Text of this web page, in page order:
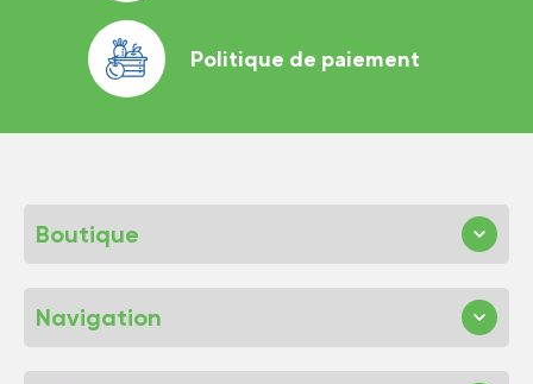
Politique de paiement
Boutique
Navigation